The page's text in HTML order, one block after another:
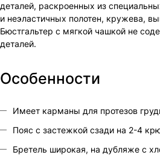
деталей, раскроенных из
и неэластичных полотен, кружева,
Бюстгальтер с мягкой чашкой не
деталей.
Особенности
Имеет карманы для протезов
Пояс с застежкой сзади на 2-4
Бретель широкая, на дубляже с